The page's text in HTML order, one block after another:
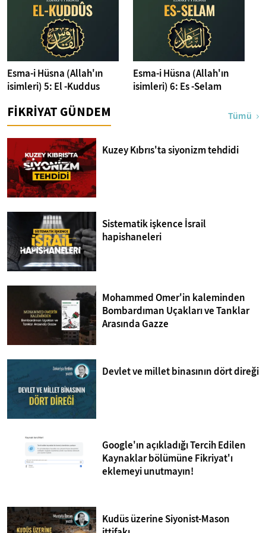
Esma-i Hüsna (Allah'ın
isimleri) 5: El -Kuddus
Esma-i Hüsna (Allah'ın
isimleri) 6: Es -Selam
FİKRİYAT GÜNDEM Tümü
Kuzey Kıbrıs'ta siyonizm tehdidi
Sistematik işkence İsrail
hapishaneleri
Mohammed Omer'in kaleminden
Bombardıman Uçakları ve Tanklar
Arasında Gazze
Devlet ve millet binasının dört direği
Google'ın açıkladığı Tercih Edilen
Kaynaklar bölümüne Fikriyat'ı
eklemeyi unutmayın!
Kudüs üzerine Siyonist-Mason